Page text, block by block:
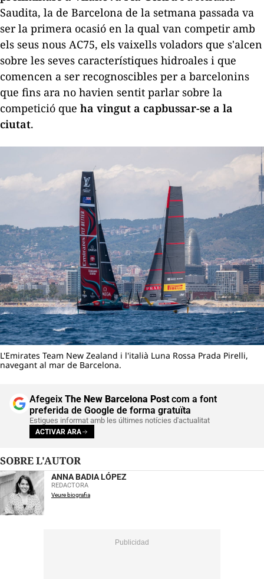
Saudita, la de Barcelona de la setmana passada va
ser la primera ocasió en la qual van competir amb
els seus nous AC75, els vaixells voladors que s'alcen
sobre les seves característiques hidroales i que
comencen a ser recognoscibles per a barcelonins
que fins ara no havien sentit parlar sobre la
competició que ha vingut a capbussar-se a la
ciutat.
L'Emirates Team New Zealand i l'italià Luna Rossa Prada Pirelli,
navegant al mar de Barcelona.
Afegeix The New Barcelona Postcom a font
preferida de Google de forma gratuïta
Estigues informat amb les últimes notícies d'actualitat
ACTIVAR ARA
SOBRE L'AUTOR
ANNA BADIA LÓPEZ
REDACTORA
Veure biografia